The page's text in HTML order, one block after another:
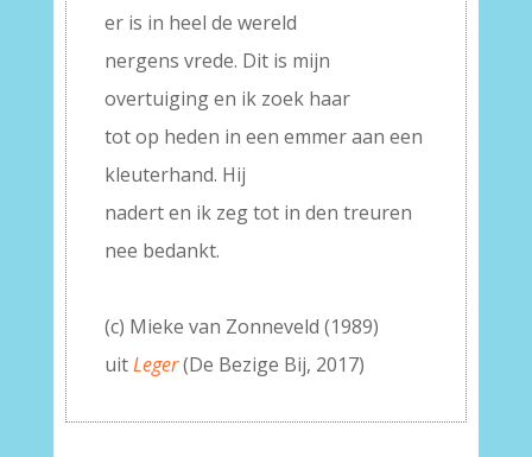
er is in heel de wereld
nergens vrede. Dit is mijn
overtuiging en ik zoek haar
tot op heden in een emmer aan een
kleuterhand. Hij
nadert en ik zeg tot in den treuren
nee bedankt.
(c) Mieke van Zonneveld (1989)
uitLeger(De Bezige Bij, 2017)